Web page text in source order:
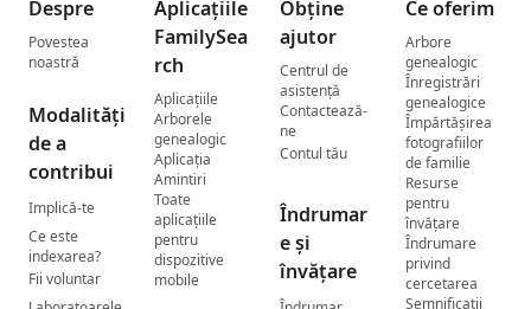
Despre
Povestea
noastră
Modalități
de a
contribui
Implică-te
Ce este
indexarea?
Fii voluntar
Aplicațiile
FamilySea
rch
Aplicațiile
Arborele
genealogic
Aplicația
Amintiri
Toate
aplicațiile
pentru
dispozitive
mobile
Obține
ajutor
Centrul de
asistenţă
Contactează-
ne
Contul tău
Îndrumar
e și
învățare
Ce oferim
Arbore
genealogic
Înregistrări
genealogice
Împărtășirea
fotografiilor
de familie
Resurse
pentru
învățare
Îndrumare
privind
cercetarea
Semnificații